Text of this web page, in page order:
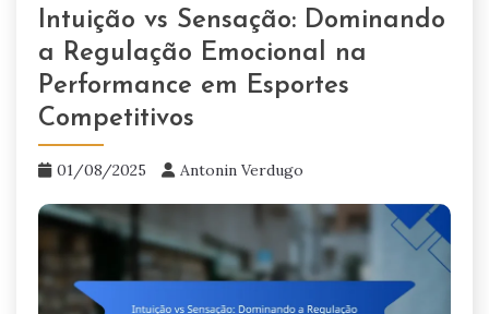
Intuição vs Sensação: Dominando
a Regulação Emocional na
Performance em Esportes
Competitivos
01/08/2025 Antonin Verdugo